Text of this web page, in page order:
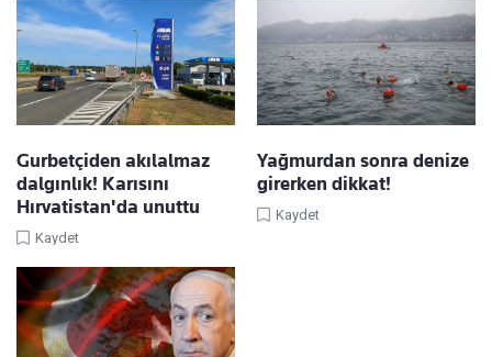
Gurbetçiden akılalmaz
dalgınlık! Karısını
Hırvatistan'da unuttu
Kaydet
Yağmurdan sonra denize
girerken dikkat!
Kaydet